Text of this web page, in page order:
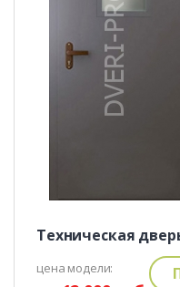
Техническая
цена модели: